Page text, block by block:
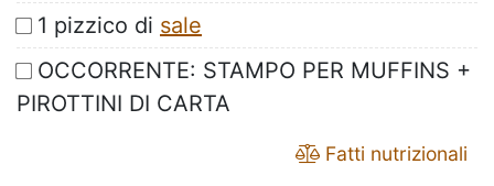
1 pizzico di sale
OCCORRENTE: STAMPO PER MUFFINS +
PIROTTINI DI CARTA
Fatti nutrizionali